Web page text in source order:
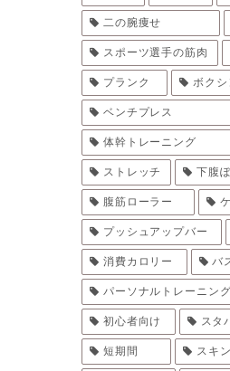
二の腕痩せ
スポーツ選手の筋肉
プランク ボクシ
ベンチプレス
体幹トレーニング
ストレッチ 下腹
腹筋ローラー
プッシュアップバー
消費カロリー バ
パーソナルトレーニン
初心者向け スタ
短期間 スキ